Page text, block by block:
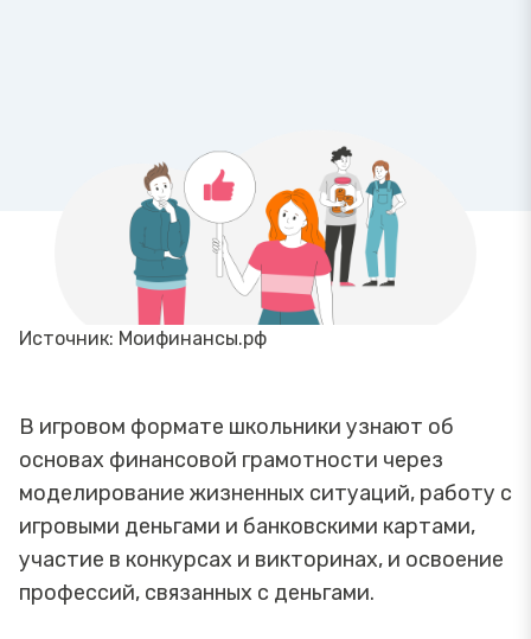
Источник: Моифинансы.рф
В игровом формате школьники узнают об
основах финансовой грамотности через
моделирование жизненных ситуаций, работу с
игровыми деньгами и банковскими картами,
участие в конкурсах и викторинах, и освоение
профессий, связанных с деньгами.